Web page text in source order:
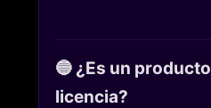
🔵 ¿Es un
licencia?